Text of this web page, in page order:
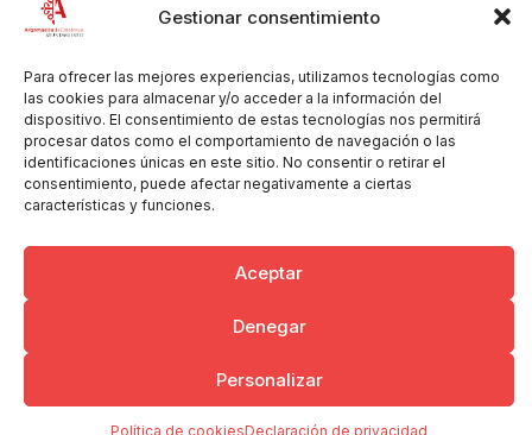
Gestionar consentimiento
Para ofrecer las mejores experiencias, utilizamos tecnologías como
las cookies para almacenar y/o acceder a la información del
dispositivo. El consentimiento de estas tecnologías nos permitirá
procesar datos como el comportamiento de navegación o las
identificaciones únicas en este sitio. No consentir o retirar el
consentimiento, puede afectar negativamente a ciertas
características y funciones.
Aceptar
Denegar
Personalizar
Política de cookiesDeclaración de privacidad
Copyright © 2026 Ayuntamiento de Argamasilla de Calatrava
Politica de Privacidad y Aviso Legal
Registro de la actividad